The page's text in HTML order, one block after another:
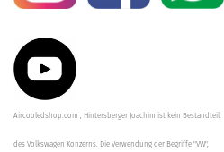
Aircooledshop.com , Hintersberger Joachim ist kein Bestandteil
des Volkswagen Konzerns. Die Verwendung der Begriffe "VW",